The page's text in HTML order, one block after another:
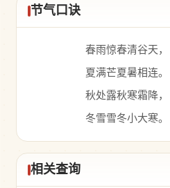
节气口诀
春雨惊春清谷天，
夏满芒夏暑相连。
秋处露秋寒霜降，
冬雪雪冬小大寒。
相关查询